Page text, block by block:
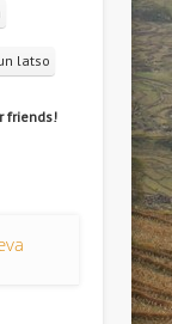
latso
friends!